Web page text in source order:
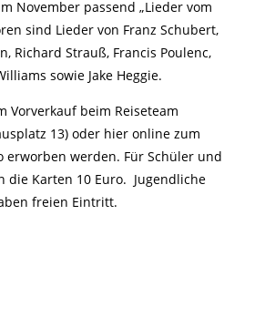
November passend „Lieder vom
sind Lieder von Franz Schubert,
Richard Strauß, Francis Poulenc,
sowie Jake Heggie.
Vorverkauf beim Reiseteam
13) oder hier online zum
erworben werden. Für Schüler und
die Karten 10 Euro. Jugendliche
freien Eintritt.